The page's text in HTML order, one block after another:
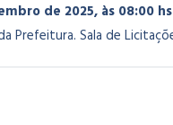
de 2025, às 08:00 hs
Prefeitura. Sala de